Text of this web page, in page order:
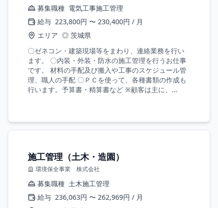
募集職種 電気工事施工管理
給与 223,800円 〜 230,400円 / 月
エリア ◎ 茨城県
〇ゼネコン・建築現場等をまわり、連絡業務を行い
ます。 〇内装・外装・防水の施工管理を行うお仕事
です。 材料の手配及び搬入や工事のスケジュール管
理、職人の手配 〇ＰＣを使って、各種書類の作成も
行います。予算書・精算書など ※顧客は主に、...
施工管理（土木・造園）
環境保全事業 株式会社
募集職種 土木施工管理
給与 236,063円 〜 262,969円 / 月